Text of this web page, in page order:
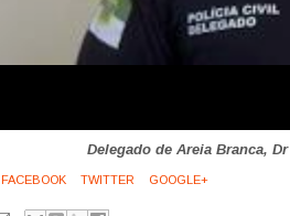
Delegado de Areia Branca,
FACEBOOK TWITTER GOOGLE+